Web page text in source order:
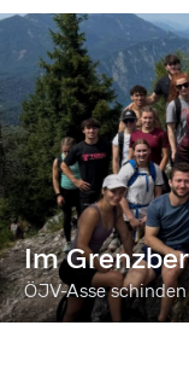
Im
ÖJV-Asse